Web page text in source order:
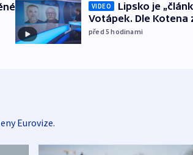
VIDEO
Lipsko je
Votápek. Dle
před 5hodinami
Eurovize.